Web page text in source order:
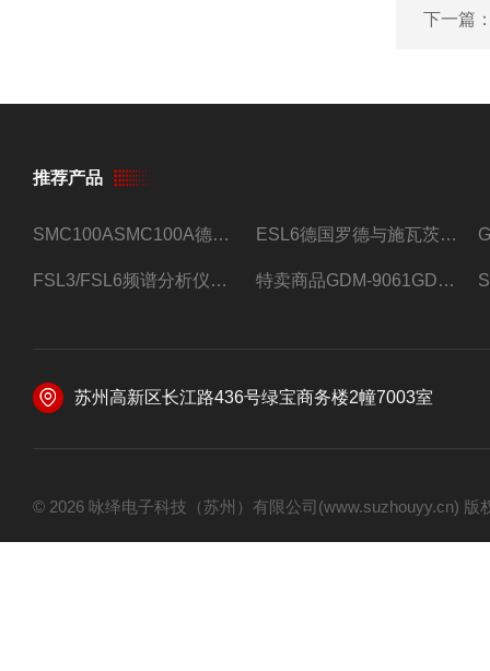
下一篇
推荐产品
SMC100ASMC100A德国罗德与施瓦茨射频信号源 ESL6德国罗德与施瓦茨预认证EMI接收机
FSL3/FSL6频谱分析仪FSL3/FSL6罗德与施瓦茨 特卖商品GDM-9061GDM-9061台式万用表
苏州高新区长江路436号绿宝商务楼2幢7003室
© 2026 咏绎电子科技（苏州）有限公司(www.suzhouyy.cn)